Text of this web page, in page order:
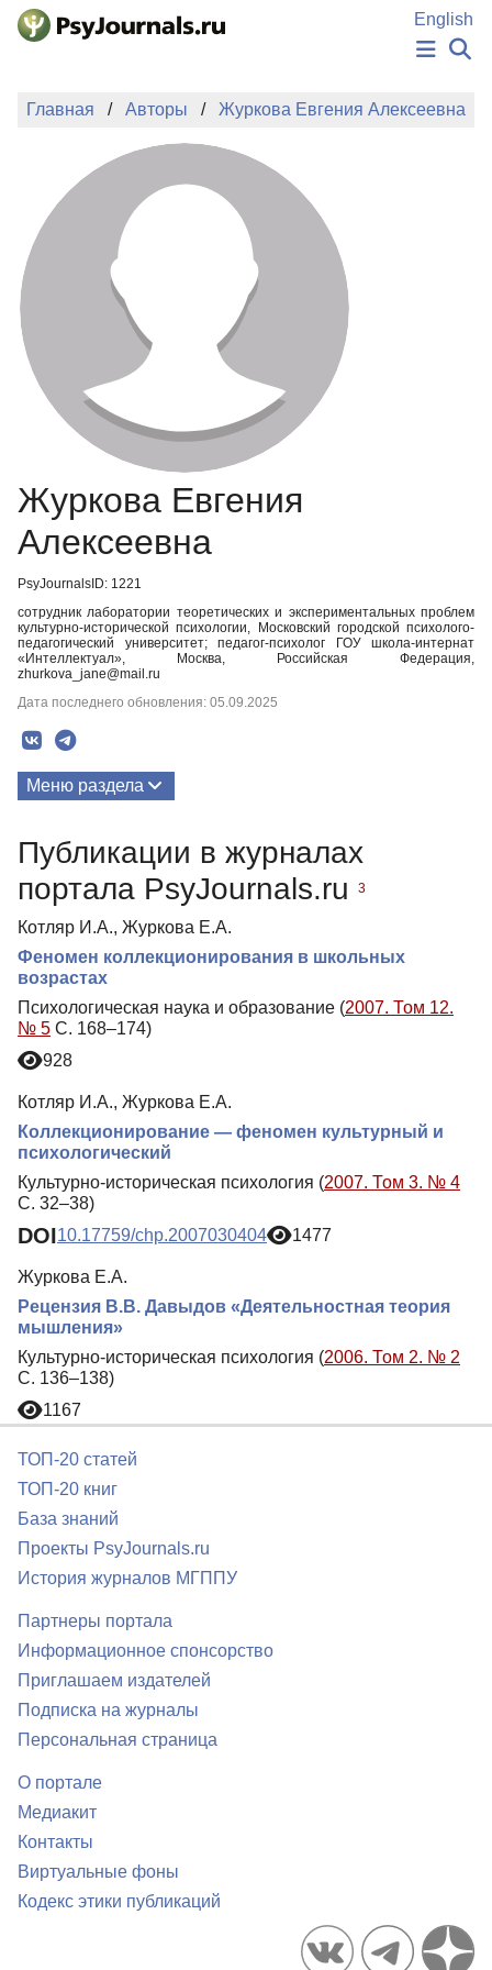
Перейти к основному содержанию
English
НОВОСТИ
АВТОРЫ
ПОДАТЬ РУКОПИСЬ
БАЗА ЗНАНИЙ
КЛЮЧЕВЫЕ СЛОВА
Регистрация
Главная Авторы Журкова Евгения Алексеевна
Журкова Евгения
Алексеевна
PsyJournalsID: 1221
сотрудник лаборатории теоретических и экспериментальных проблем
культурно-исторической психологии, Московский городской психолого-
педагогический университет; педагог-психолог ГОУ школа-интернат
«Интеллектуал», Москва, Российская Федерация,
zhurkova_jane@mail.ru
Дата последнего обновления: 05.09.2025
Меню раздела
Публикации в журналах
портала PsyJournals.ru
3
Котляр И.А., Журкова Е.А.
Феномен коллекционирования в школьных
возрастах
Психологическая наука и образование (2007. Том 12.
№ 5 С. 168–174)
928
Котляр И.А., Журкова Е.А.
Коллекционирование — феномен культурный и
психологический
Культурно-историческая психология (2007. Том 3. № 4
С. 32–38)
DOI10.17759/chp.2007030404 1477
Журкова Е.А.
Рецензия В.В. Давыдов «Деятельностная теория
мышления»
Культурно-историческая психология (2006. Том 2. № 2
С. 136–138)
1167
ТОП-20 статей
ТОП-20 книг
База знаний
Проекты PsyJournals.ru
История журналов МГППУ
Партнеры портала
Информационное спонсорство
Приглашаем издателей
Подписка на журналы
Персональная страница
О портале
Медиакит
Контакты
Виртуальные фоны
Кодекс этики публикаций